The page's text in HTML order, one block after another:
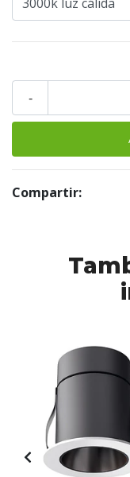
-
Compartir: